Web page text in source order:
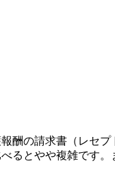
酬の請求書（レセ
るとやや複雑です